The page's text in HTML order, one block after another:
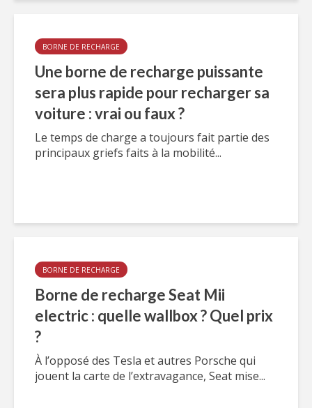
BORNE DE RECHARGE
Une borne de recharge puissante
sera plus rapide pour recharger sa
voiture : vrai ou faux ?
Le temps de charge a toujours fait partie des
principaux griefs faits à la mobilité...
BORNE DE RECHARGE
Borne de recharge Seat Mii
electric : quelle wallbox ? Quel prix
?
À l’opposé des Tesla et autres Porsche qui
jouent la carte de l’extravagance, Seat mise...